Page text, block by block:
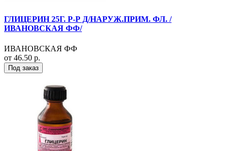
ГЛИЦЕРИН 25Г. Р-Р Д/НАРУЖ.ПРИМ. ФЛ. /
ИВАНОВСКАЯ ФФ/
ИВАНОВСКАЯ ФФ
от 46.50 р.
Под заказ